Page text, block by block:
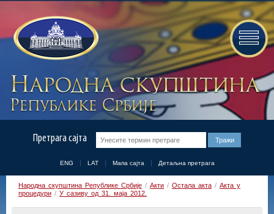
Претрага сајта
ENG LAT Мапа сајта Детаљна претрага
Народна скупштина Републике Србије / Акти / Остала акта / Акта у
процедури / У сазиву од 31. маја 2012.